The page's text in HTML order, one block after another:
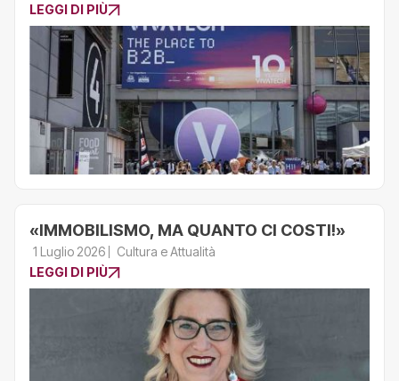
LEGGI DI PIÙ
«IMMOBILISMO, MA QUANTO CI COSTI!»
1 Luglio 2026
Cultura e Attualità
LEGGI DI PIÙ